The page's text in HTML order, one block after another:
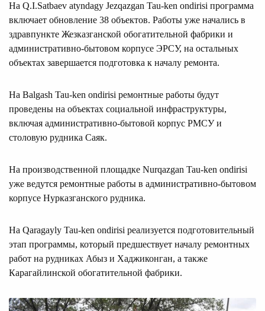
На Q.I.Satbaev atyndagy Jezqazgan Tau-ken ondirisi программа
включает обновление 38 объектов. Работы уже начались в
здравпункте Жезказганской обогатительной фабрики и
административно-бытовом корпусе ЭРСУ, на остальных
объектах завершается подготовка к началу ремонта.
На Balgash Tau-ken ondirisi ремонтные работы будут
проведены на объектах социальной инфраструктуры,
включая административно-бытовой корпус РМСУ и
столовую рудника Саяк.
На производственной площадке Nurqazgan Tau-ken ondirisi
уже ведутся ремонтные работы в административно-бытовом
корпусе Нурказганского рудника.
На Qaragayly Tau-ken ondirisi реализуется подготовительный
этап программы, который предшествует началу ремонтных
работ на рудниках Абыз и Хаджиконган, а также
Карагайлинской обогатительной фабрики.